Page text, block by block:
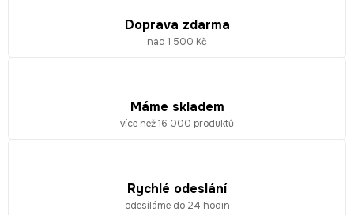
p
r
v
ý
u
Doprava zdarma
nad 1 500 Kč
Máme skladem
více než 16 000 produktů
Rychlé odeslání
odesíláme do 24 hodin